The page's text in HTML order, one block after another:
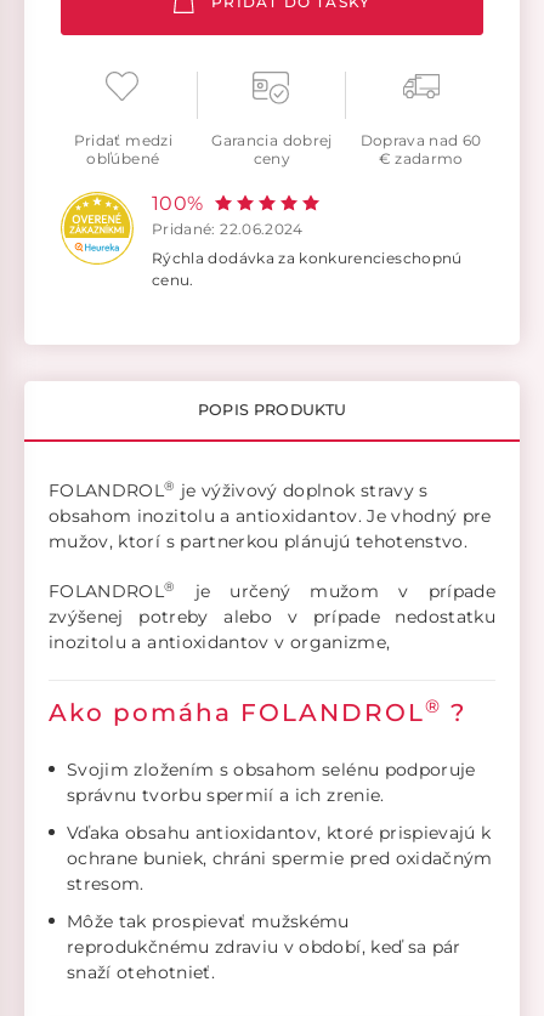
Pridať medzi
obľúbené
Garancia dobrej
ceny
Doprava nad 60
€ zadarmo
100%
Pridané: 22.06.2024
Rýchla dodávka za konkurencieschopnú
cenu.
POPIS PRODUKTU
FOLANDROL® je výživový doplnok stravy s
obsahom inozitolu a antioxidantov. Je vhodný pre
mužov, ktorí s partnerkou plánujú tehotenstvo.
FOLANDROL®
je určený mužom v prípade
zvýšenej potreby alebo v prípade nedostatku
inozitolu a antioxidantov v organizme,
Ako pomáha FOLANDROL® ?
Svojim zložením s obsahom selénu podporuje
správnu tvorbu spermií a ich zrenie.
Vďaka obsahu antioxidantov, ktoré prispievajú k
ochrane buniek, chráni spermie pred oxidačným
stresom.
Môže tak prospievať mužskému
reprodukčnému zdraviu v období, keď sa pár
snaží otehotnieť.